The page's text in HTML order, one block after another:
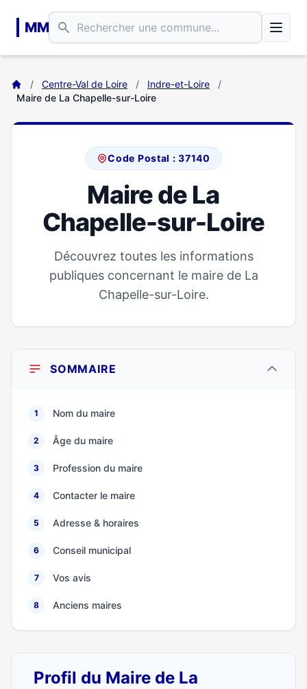
MM
/ Centre-Val de Loire / Indre-et-Loire
/
Maire de La Chapelle-sur-Loire
Code Postal : 37140
Maire de La
Chapelle-sur-Loire
Découvrez toutes les informations
publiques concernant le maire de La
Chapelle-sur-Loire.
SOMMAIRE
1 Nom du maire
2 Âge du maire
3 Profession du maire
4 Contacter le maire
5 Adresse & horaires
6 Conseil municipal
7 Vos avis
8 Anciens maires
Profil du Maire de La